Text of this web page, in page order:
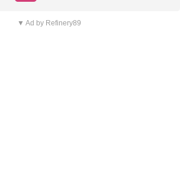
▼ Ad by Refinery89